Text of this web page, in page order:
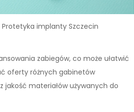
Protetyka implanty Szczecin
zabiegów, co może ułatwić
oferty różnych gabinetów
materiałów używanych do